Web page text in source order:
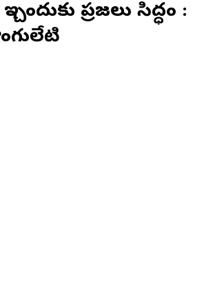
ప్రజలు సిద్ధం :